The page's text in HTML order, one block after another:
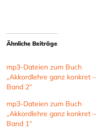
Ähnliche Beiträge
mp3-Dateien zum Buch
„Akkordlehre ganz konkret –
Band 2“
mp3-Dateien zum Buch
„Akkordlehre ganz konkret –
Band 1“